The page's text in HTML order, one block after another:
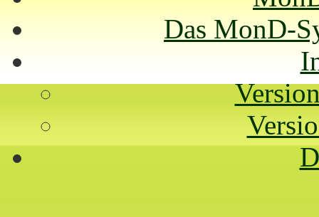
Das MonD-